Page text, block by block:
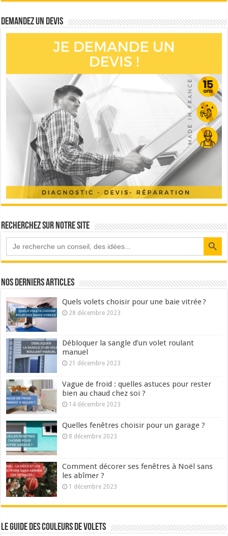
Demandez un devis
Recherchez sur notre site
Search Button
Nos derniers articles
Quels volets choisir pour une baie vitrée ?
28 décembre 2023
Débloquer la sangle d’un volet roulant
manuel
21 décembre 2023
Vague de froid : quelles astuces pour rester
bien au chaud chez soi ?
14 décembre 2023
Quelles fenêtres choisir pour un garage ?
8 décembre 2023
Comment décorer ses fenêtres à Noël sans
les abîmer ?
1 décembre 2023
Le guide des couleurs de volets